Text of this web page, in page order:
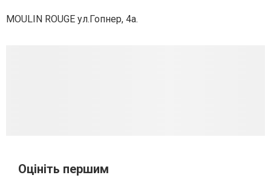
MOULIN ROUGE ул.Гопнер, 4а.
Оцініть першим